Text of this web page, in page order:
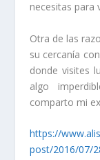
necesitas para
Otra de las
su cercanía
donde visites
algo
comparto mi
https://
post/2016/07/